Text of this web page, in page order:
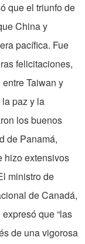
que el triunfo de
China y
pacífica. Fue
felicitaciones,
Taiwan y
paz y la
los buenos
de Panamá,
hizo extensivos
ministro de
de Canadá,
que “las
de una vigorosa